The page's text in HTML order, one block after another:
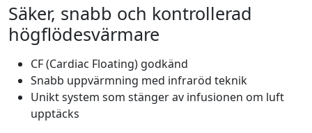
Säker, snabb och kontrollerad
högflödesvärmare
CF (Cardiac Floating) godkänd
Snabb uppvärmning med infraröd teknik
Unikt system som stänger av infusionen om luft
upptäcks